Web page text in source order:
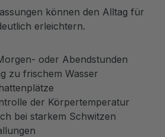
können den Alltag für
erleichtern.
oder Abendstunden
zu frischem Wasser
der Körpertemperatur
bei starkem Schwitzen